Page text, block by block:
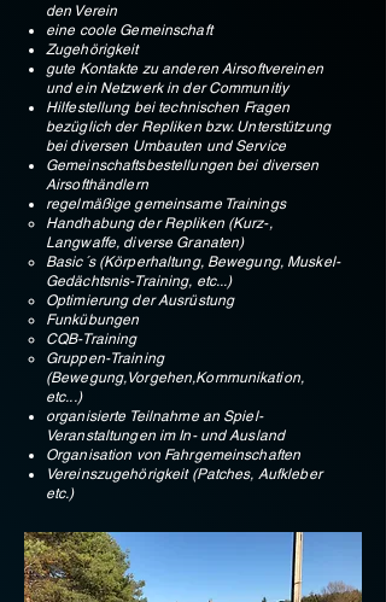
den Verein
eine coole Gemeinschaft
Zugehörigkeit
gute Kontakte zu anderen Airsoftvereinen
und ein Netzwerk in der Communitiy
Hilfestellung bei technischen Fragen
bezüglich der Repliken bzw. Unterstützung
bei diversen Umbauten und Service
Gemeinschaftsbestellungen bei diversen
Airsofthändlern
regelmäßige gemeinsame Trainings
Handhabung der Repliken (Kurz-,
Langwaffe, diverse Granaten)
Basic´s (Körperhaltung, Bewegung, Muskel-
Gedächtsnis-Training, etc...)
Optimierung der Ausrüstung
Funkübungen
CQB-Training
Gruppen-Training
(Bewegung,Vorgehen,Kommunikation,
etc...)
organisierte Teilnahme an Spiel-
Veranstaltungen im In- und Ausland
Organisation von Fahrgemeinschaften
Vereinszugehörigkeit (Patches, Aufkleber
etc.)